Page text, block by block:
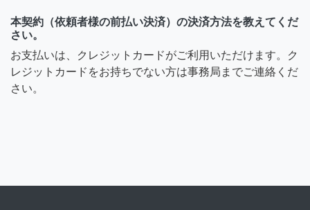
本契約（依頼者様の前払い決済）の決済方法を教えてくだ
さい。
お支払いは、クレジットカードがご利用いただけます。ク
レジットカードをお持ちでない方は事務局までご連絡くだ
さい。